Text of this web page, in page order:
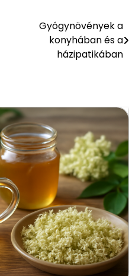
Gyógynövények a
konyhában és a
házipatikában